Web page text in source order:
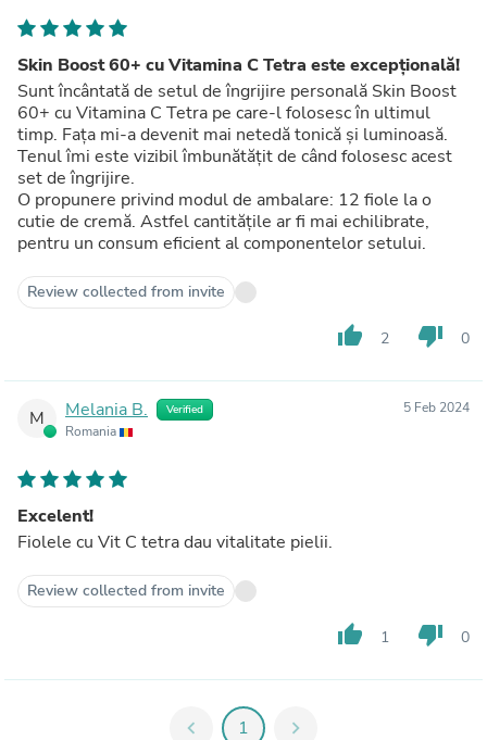
Skin Boost 60+ cu Vitamina C Tetra este excepțională!
Sunt încântată de setul de îngrijire personală Skin Boost
60+ cu Vitamina C Tetra pe care-l folosesc în ultimul
timp. Fața mi-a devenit mai netedă tonică și luminoasă.
Tenul îmi este vizibil îmbunătățit de când folosesc acest
set de îngrijire.
O propunere privind modul de ambalare: 12 fiole la o
cutie de cremă. Astfel cantitățile ar fi mai echilibrate,
pentru un consum eficient al componentelor setului.
Review collected from invite
thumb_up 2 thumb_down 0
M Melania B. Verified
Romania
5 Feb 2024
Excelent!
Fiolele cu Vit C tetra dau vitalitate pielii.
Review collected from invite
thumb_up 1 thumb_down 0
chevron_left 1 chevron_right